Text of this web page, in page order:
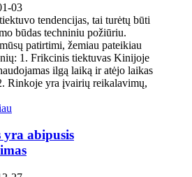
03
tendencijas, tai turėtų būti
būdas techniniu požiūriu.
patirtimi, žemiau pateikiau
1. Frikcinis tiektuvas Kinijoje
ilgą laiką ir atėjo laikas
Rinkoje yra įvairių reikalavimų,
yra abipusis